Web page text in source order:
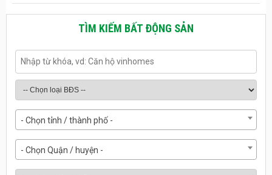
TÌM KIẾM BẤT ĐỘNG SẢN
- Chọn tỉnh / thành phố -
- Chọn Quận / huyện -